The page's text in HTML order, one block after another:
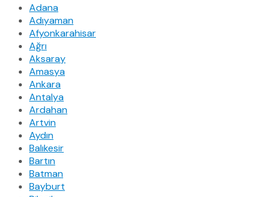
Adana
Adıyaman
Afyonkarahisar
Ağrı
Aksaray
Amasya
Ankara
Antalya
Ardahan
Artvin
Aydın
Balıkesir
Bartın
Batman
Bayburt